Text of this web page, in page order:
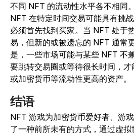
不同 NFT 的流动性水平各不相同
NFT 在特定时间交易可能具有挑
必须首先找到买家。当 NFT 处于
易，但新的或被遗忘的 NFT 通常
是，一些市场可能与某些 NFT 不
要跳转交易圈或等待很长时间，
或加密货币等流动性更高的资产。
结语
NFT 游戏为加密货币爱好者、游
了一种前所未有的方式，通过虚